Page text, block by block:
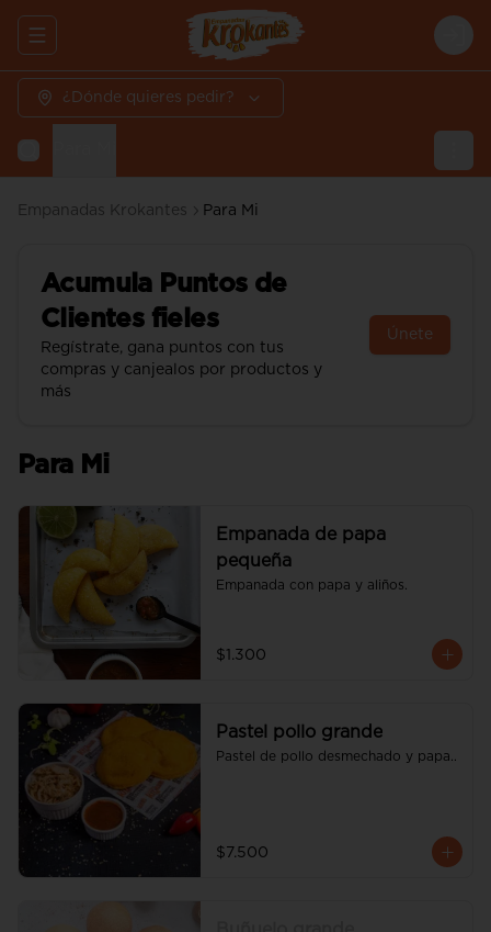
Abrir menu de navegación
¿Dónde quieres pedir?
Empanadas Krokantes Para Mi
Acumula Puntos de
Clientes fieles
Regístrate, gana puntos con tus
compras y canjealos por productos y
más
Únete
Para Mi
Empanada de papa
pequeña
Empanada con papa y aliños.
$1.300
Pastel pollo grande
Pastel de pollo desmechado y papa..
$7.500